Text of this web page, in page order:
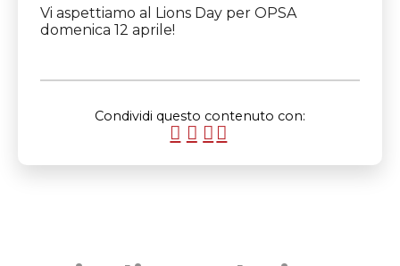
Vi aspettiamo al Lions Day per OPSA
domenica 12 aprile!
Condividi questo contenuto con: